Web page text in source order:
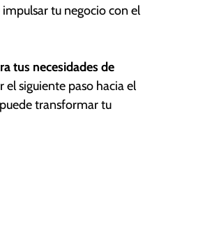
tu negocio con el
tus necesidades de
el siguiente paso hacia el
transformar tu